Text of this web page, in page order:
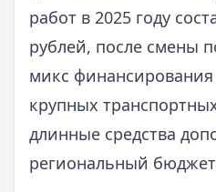
работ в 2025 году
рублей, после смены
микс
крупных
длинные средства
региональный